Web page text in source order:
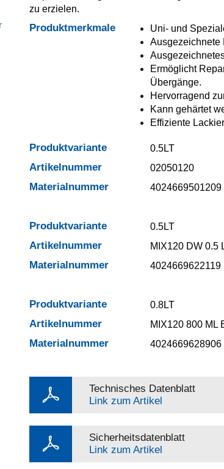
zu erzielen.
Produktmerkmale
Uni- und
Ausgezeichnete
Ermöglicht
Übergänge.
Hervorragend
Kann gehärtet
Effiziente
Produktvariante 0.5LT
Artikelnummer 02050120
Materialnummer 4024669501209
Produktvariante 0.5LT
Artikelnummer MIX120 DW 0.5
Materialnummer 4024669622119
Produktvariante 0.8LT
Artikelnummer MIX120 800 ML
Materialnummer 4024669628906
Technisches Datenblatt
Link zum Artikel
Sicherheitsdatenblatt
Link zum Artikel